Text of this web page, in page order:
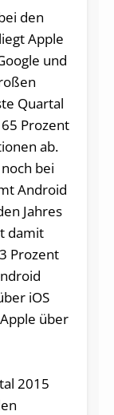
den
Apple
und
Quartal
Prozent
ab.
bei
Android
Jahres
damit
Prozent
iOS
über
2015